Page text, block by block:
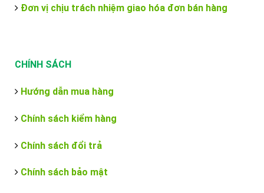
Đơn vị chịu trách nhiệm giao hóa đơn bán hàng
CHÍNH SÁCH
Hướng dẫn mua hàng
Chính sách kiểm hàng
Chính sách đổi trả
Chính sách bảo mật